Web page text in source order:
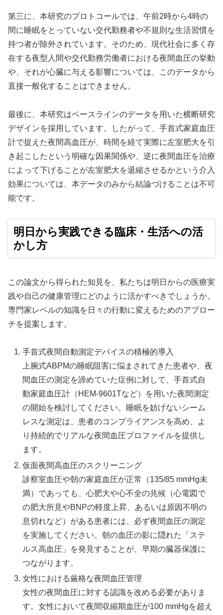
第三に、本研究のプロトコールでは、午前2時から4時の
間に睡眠をとっていない交代勤務者や不規則な生活習慣を
持つ者が除外されています。そのため、現代社会に多く存
在する夜型人間や交代勤務労働者における夜間血圧の挙動
や、それが心臓に与える影響については、このデータから
直接一般化することはできません。
最後に、本研究はベースラインのデータを用いた横断研究
デザインを採用しています。したがって、手首式家庭血圧
計で捉えた夜間高血圧が、時間を経て実際に左室肥大を引
き起こしたという明確な因果関係や、逆に夜間血圧を治療
によって下げることが左室肥大を退縮させるかという介入
効果については、本データのみから結論づけることは不可
能です。
明日から実践できる臨床・生活への活
かし方
この論文から得られた知見を、私たちは明日からの医療実
践や自己の健康管理にどのように活かすべきでしょうか。
専門家レベルの知識を日々の行動に変えるためのアプロー
チを提案します。
手首式夜間自動測定デバイスの積極的導入
上腕式ABPMの睡眠阻害に悩まされてきた患者や、夜
間血圧の測定を諦めていた症例に対して、手首式自
動家庭血圧計（HEM-9601Tなど）を用いた夜間測定
の開始を検討してください。睡眠を妨げないシーム
レスな測定は、患者のコンプライアンスを高め、よ
り持続的でリアルな夜間血圧プロファイルを提供し
ます。
仮面夜間高血圧のスクリーニング
診察室血圧や朝の家庭血圧が正常（135/85 mmHg未
満）であっても、心肥大や心不全の兆候（心電図で
の肥大所見やBNPの軽度上昇、あるいは原因不明の
息切れなど）がある患者には、必ず夜間血圧の測定
を実施してください。朝の血圧の影に隠れた「ステ
ルス高血圧」を発見することが、早期の臓器保護に
つながります。
女性における厳格な夜間血圧管理
女性の夜間血圧に対する認識を改める必要がありま
す。女性において夜間収縮期血圧が100 mmHgを超え